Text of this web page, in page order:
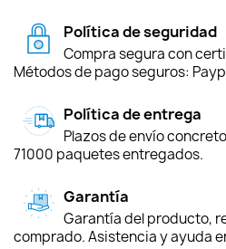
Política de seguridad
Compra segura con
Métodos de pago seguros:
Política de entrega
Plazos de envío
71000 paquetes entregados.
Garantía
Garantía del producto,
comprado. Asistencia y ayuda